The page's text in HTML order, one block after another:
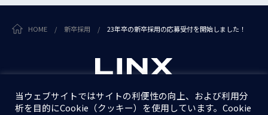
HOME / 新卒採用 / 23年卒の新卒採用の応募受付を開始しました！
当ウェブサイトではサイトの利便性の向上、および利用分
析を目的にCookie（クッキー）を使用しています。Cookie